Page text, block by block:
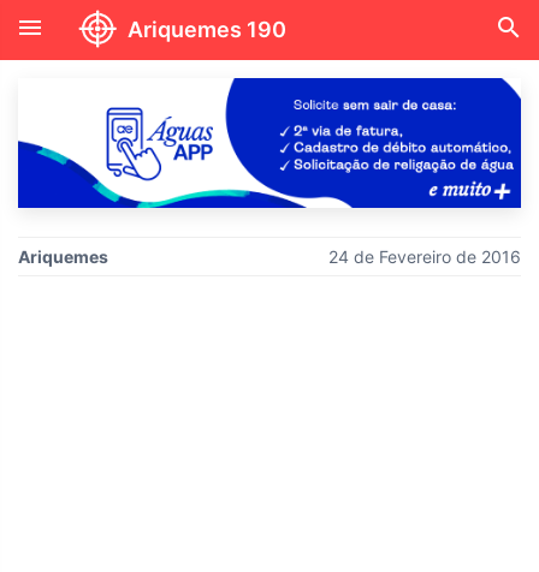
menu Ariquemes 190 search
Ariquemes 24 de Fevereiro de 2016